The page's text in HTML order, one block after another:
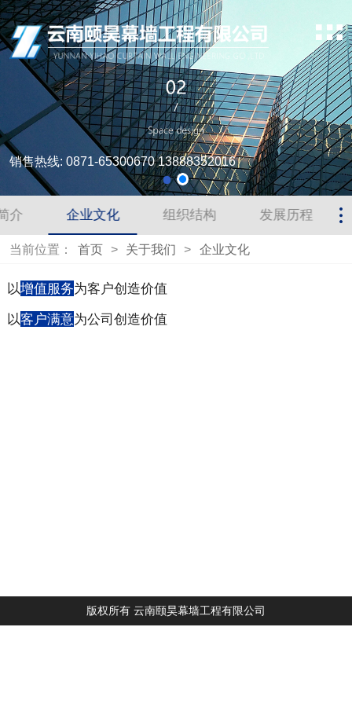
销售热线: 0871-65300670 13888352016
介 企业文化 组织结构 发展历程
当前位置： 首页 > 关于我们 > 企业文化
以增值服务为客户创造价值
以客户满意为公司创造价值
版权所有 云南颐昊幕墙工程有限公司